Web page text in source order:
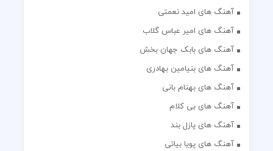
آهنگ های امید نعمتی
آهنگ های امیر عباس گلاب
آهنگ های بابک جهان بخش
آهنگ های بنیامین بهادری
آهنگ های بهنام بانی
آهنگ های بی کلام
آهنگ های پازل بند
آهنگ های پویا بیاتی